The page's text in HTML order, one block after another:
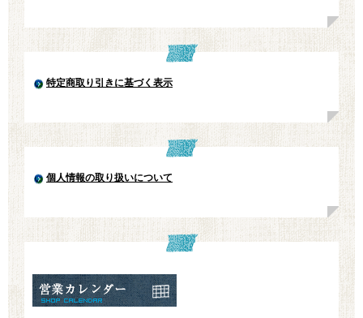
特定商取り引きに基づく表示
個人情報の取り扱いについて